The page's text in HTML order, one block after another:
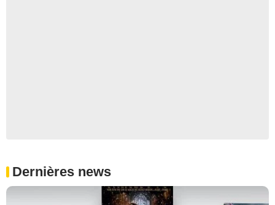
Dernières news